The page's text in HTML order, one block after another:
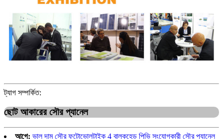
ট্যাগ সম্পর্কিত:
ছোট আকারের সৌর প্যানেল
আগে: ভাল দাম সৌর ফটোভোলটাইক 4 বাল্কহেড পিভি সংযোগকারী সৌর প্যানেল